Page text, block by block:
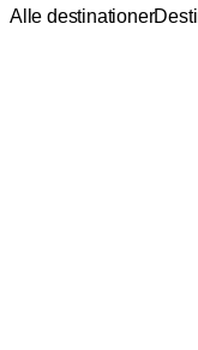
Alle destinationer